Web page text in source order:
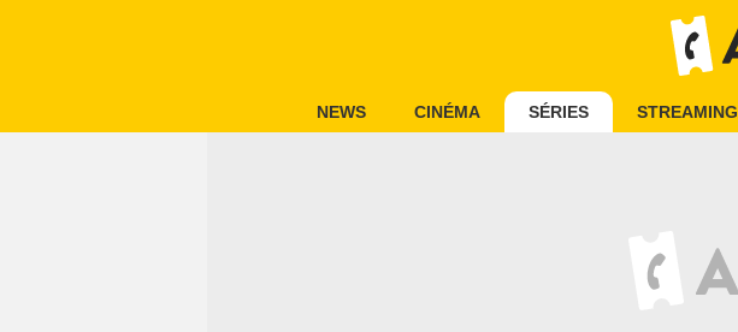
NEWS CINÉMA SÉRIES STREAMING